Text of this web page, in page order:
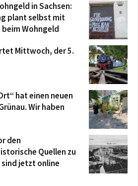
in Sachsen:
plant selbst mit
Wohngeld
Mittwoch, der 5.
hat einen neuen
Wir haben
den
Quellen zu
jetzt online